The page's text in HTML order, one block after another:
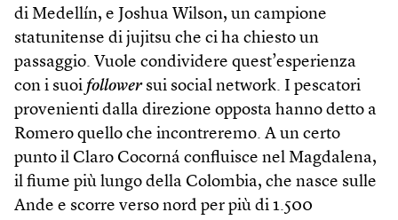
di Medellín, e Joshua Wilson, un campione
statunitense di jujitsu che ci ha chiesto un
passaggio. Vuole condividere quest’esperienza
con i suoi followersui social network. I pescatori
provenienti dalla direzione opposta hanno detto a
Romero quello che incontreremo. A un certo
punto il Claro Cocorná confluisce nel Mag­dalena,
il fiume più lungo della Colombia, che nasce sulle
Ande e scorre verso nord per più di 1.500